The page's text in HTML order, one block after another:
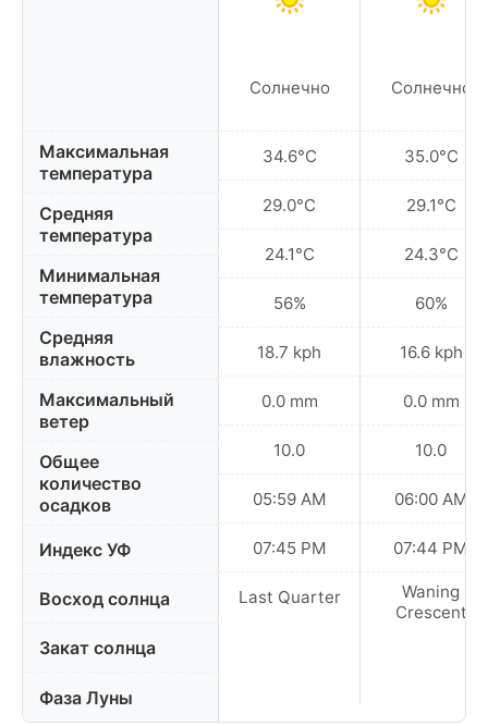
Максимальная
температура
Средняя
температура
Минимальная
температура
Средняя
влажность
Максимальный
ветер
Общее
количество
осадков
Индекс УФ
Восход солнца
Закат солнца
Фаза Луны
Солнечно
34.6°C
29.0°C
24.1°C
56%
18.7 kph
0.0 mm
10.0
05:59 AM
07:45 PM
Last Quarter
Солнечно
35.0°C
29.1°C
24.3°C
60%
16.6 kph
0.0 mm
10.0
06:00 AM
07:44 PM
Waning
Crescent